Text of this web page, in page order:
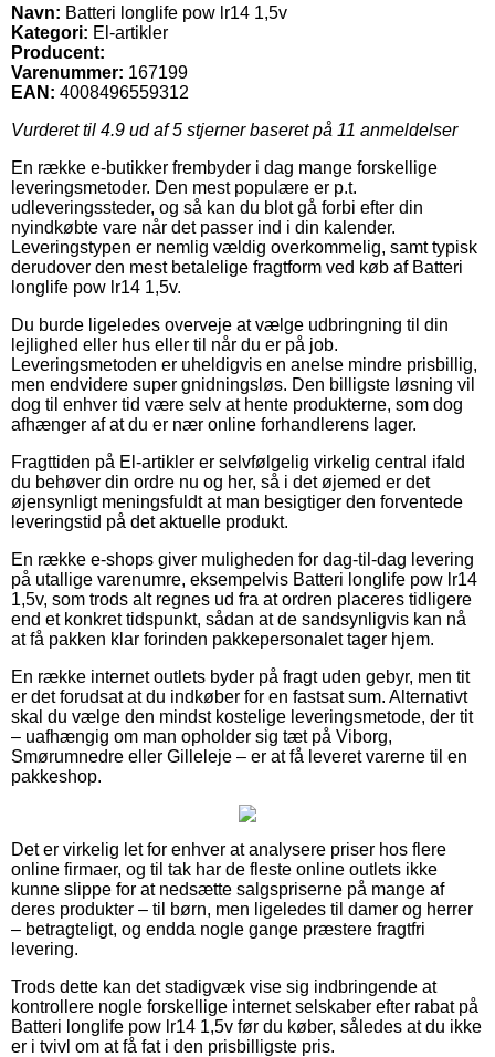
Navn: Batteri longlife pow lr14 1,5v
Kategori: El-artikler
Producent:
Varenummer: 167199
EAN: 4008496559312
Vurderet til 4.9 ud af 5 stjerner baseret på 11 anmeldelser
En række e-butikker frembyder i dag mange forskellige
leveringsmetoder. Den mest populære er p.t.
udleveringssteder, og så kan du blot gå forbi efter din
nyindkøbte vare når det passer ind i din kalender.
Leveringstypen er nemlig vældig overkommelig, samt typisk
derudover den mest betalelige fragtform ved køb af Batteri
longlife pow lr14 1,5v.
Du burde ligeledes overveje at vælge udbringning til din
lejlighed eller hus eller til når du er på job.
Leveringsmetoden er uheldigvis en anelse mindre prisbillig,
men endvidere super gnidningsløs. Den billigste løsning vil
dog til enhver tid være selv at hente produkterne, som dog
afhænger af at du er nær online forhandlerens lager.
Fragttiden på El-artikler er selvfølgelig virkelig central ifald
du behøver din ordre nu og her, så i det øjemed er det
øjensynligt meningsfuldt at man besigtiger den forventede
leveringstid på det aktuelle produkt.
En række e-shops giver muligheden for dag-til-dag levering
på utallige varenumre, eksempelvis Batteri longlife pow lr14
1,5v, som trods alt regnes ud fra at ordren placeres tidligere
end et konkret tidspunkt, sådan at de sandsynligvis kan nå
at få pakken klar forinden pakkepersonalet tager hjem.
En række internet outlets byder på fragt uden gebyr, men tit
er det forudsat at du indkøber for en fastsat sum. Alternativt
skal du vælge den mindst kostelige leveringsmetode, der tit
– uafhængig om man opholder sig tæt på Viborg,
Smørumnedre eller Gilleleje – er at få leveret varerne til en
pakkeshop.
Det er virkelig let for enhver at analysere priser hos flere
online firmaer, og til tak har de fleste online outlets ikke
kunne slippe for at nedsætte salgspriserne på mange af
deres produkter – til børn, men ligeledes til damer og herrer
– betragteligt, og endda nogle gange præstere fragtfri
levering.
Trods dette kan det stadigvæk vise sig indbringende at
kontrollere nogle forskellige internet selskaber efter rabat på
Batteri longlife pow lr14 1,5v før du køber, således at du ikke
er i tvivl om at få fat i den prisbilligste pris.